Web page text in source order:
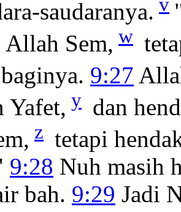
saudaranya. v
Sem, w
baginya. 9:27
Yafet, y dan
z tetapi
9:28 Nuh masih
bah. 9:29 Jadi